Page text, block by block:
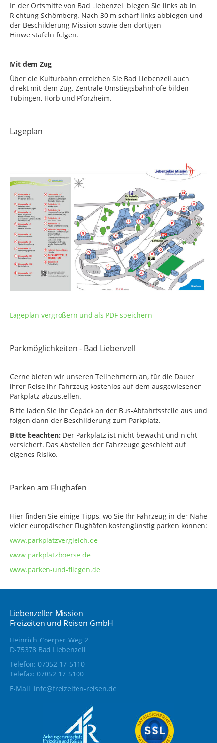
In der Ortsmitte von Bad Liebenzell biegen Sie links ab in
Richtung Schömberg. Nach 30 m scharf links abbiegen und
der Beschilderung Mission sowie den dortigen
Hinweistafeln folgen.
Mit dem Zug
Über die Kulturbahn erreichen Sie Bad Liebenzell auch
direkt mit dem Zug. Zentrale Umstiegsbahnhöfe bilden
Tübingen, Horb und Pforzheim.
Lageplan
Lageplan vergrößern und als PDF speichern
Parkmöglichkeiten - Bad Liebenzell
Gerne bieten wir unseren Teilnehmern an, für die Dauer
ihrer Reise ihr Fahrzeug kostenlos auf dem ausgewiesenen
Parkplatz abzustellen.
Bitte laden Sie Ihr Gepäck an der Bus-Abfahrtsstelle aus und
folgen dann der Beschilderung zum Parkplatz.
Bitte beachten: Der Parkplatz ist nicht bewacht und nicht
versichert. Das Abstellen der Fahrzeuge geschieht auf
eigenes Risiko.
Parken am Flughafen
Hier finden Sie einige Tipps, wo Sie Ihr Fahrzeug in der Nähe
vieler europäischer Flughäfen kostengünstig parken können:
www.parkplatzvergleich.de
www.parkplatzboerse.de
www.parken-und-fliegen.de
Liebenzeller Mission
Freizeiten und Reisen GmbH
Heinrich-Coerper-Weg 2
D-75378 Bad Liebenzell
Telefon: 07052 17-5110
Telefax: 07052 17-5100
E-Mail: info@freizeiten-reisen.de